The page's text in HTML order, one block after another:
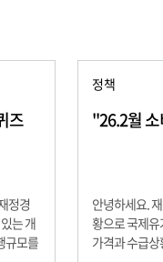
즈
정경
는 개
규모를
정책
"26.2월
안녕하세요.
황으로 국제
가격과 수급